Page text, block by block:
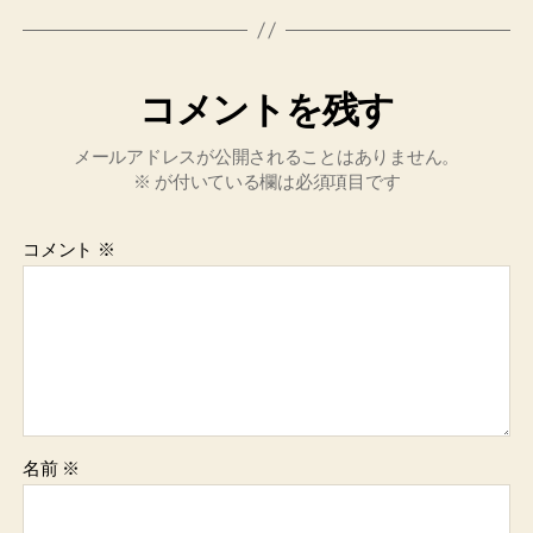
コメントを残す
メールアドレスが公開されることはありません。
※ が付いている欄は必須項目です
コメント ※
名前 ※